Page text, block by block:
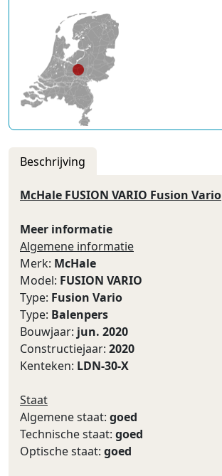
Beschrijving
McHale FUSION VARIO Fusion Vario
Meer informatie
Algemene informatie
Merk: McHale
Model: FUSION VARIO
Type: Fusion Vario
Type: Balenpers
Bouwjaar: jun. 2020
Constructiejaar: 2020
Kenteken: LDN-30-X
Staat
Algemene staat: goed
Technische staat: goed
Optische staat: goed